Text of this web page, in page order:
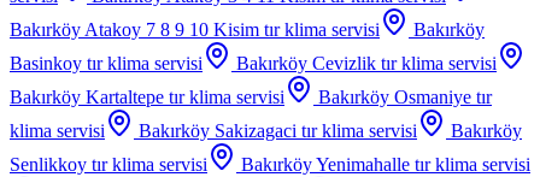
Bakırköy Atakoy 7 8 9 10 Kisim tır klima servisi
Bakırköy
Basinkoy tır klima servisi Bakırköy Cevizlik tır klima servisi
Bakırköy Kartaltepe tır klima servisi Bakırköy Osmaniye tır
klima servisi
Bakırköy Sakizagaci tır klima servisi
Bakırköy
Senlikkoy tır klima servisi Bakırköy Yenimahalle tır klima servisi